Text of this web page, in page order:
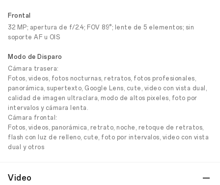
Frontal
32 MP; apertura de f/2.4; FOV 89°; lente de 5 elementos; sin
soporte AF u OIS
Modo de Disparo
Cámara trasera:
Fotos, videos, fotos nocturnas, retratos, fotos profesionales,
panorámica, supertexto, Google Lens, cute, video con vista dual,
calidad de imagen ultraclara, modo de altos pixeles, foto por
intervalos y cámara lenta.
Cámara frontal:
Fotos, videos, panorámica, retrato, noche, retoque de retratos,
flash con luz de relleno, cute, foto por intervalos, video con vista
dual y otros
Video